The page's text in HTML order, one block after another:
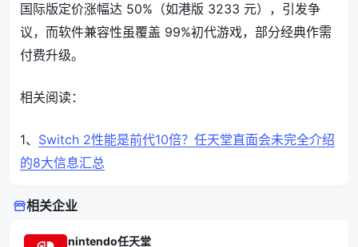
国际版定价涨幅达 50%（如港版 3233 元），引发争
议，而软件兼容性虽覆盖 99%初代游戏，部分经典作需
付费升级。​​​​
相关阅读：
1、 Switch 2性能是前代10倍？任天堂直面会未完全介绍
的8大信息汇总
相关企业
nintendo任天堂